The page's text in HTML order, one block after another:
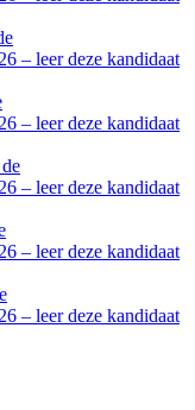
– leer deze kandidaat
– leer deze kandidaat
– leer deze kandidaat
– leer deze kandidaat
– leer deze kandidaat